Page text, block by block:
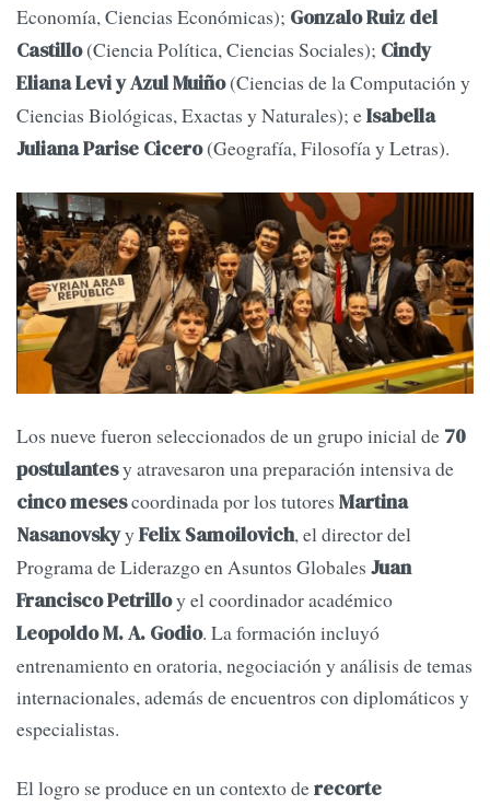
Economía, Ciencias Económicas); Gonzalo Ruiz del
Castillo(Ciencia Política, Ciencias Sociales); Cindy
Eliana Levi y Azul Muiño(Ciencias de la Computación y
Ciencias Biológicas, Exactas y Naturales); eIsabella
Juliana Parise Cicero(Geografía, Filosofía y Letras).
Los nueve fueron seleccionados de un grupo inicial de 70
postulantesy atravesaron una preparación intensiva de
cinco mesescoordinada por los tutores Martina
Nasanovskyy Felix Samoilovich, el director del
Programa de Liderazgo en Asuntos Globales Juan
Francisco Petrilloy el coordinador académico
Leopoldo M. A. Godio. La formación incluyó
entrenamiento en oratoria, negociación y análisis de temas
internacionales, además de encuentros con diplomáticos y
especialistas.
El logro se produce en un contexto derecorte